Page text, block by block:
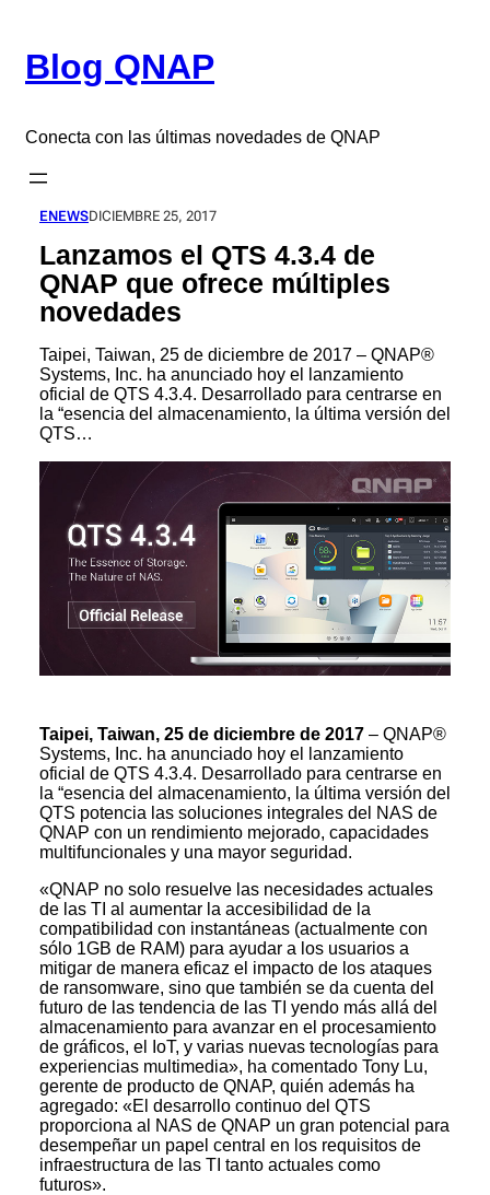
contenido
Blog QNAP
Conecta con las últimas novedades de QNAP
ENEWSDICIEMBRE 25, 2017
Lanzamos el QTS 4.3.4 de
QNAP que ofrece múltiples
novedades
Taipei, Taiwan, 25 de diciembre de 2017 – QNAP®
Systems, Inc. ha anunciado hoy el lanzamiento
oficial de QTS 4.3.4. Desarrollado para centrarse en
la “esencia del almacenamiento, la última versión del
QTS…
Taipei, Taiwan, 25 de diciembre de 2017 – QNAP®
Systems, Inc. ha anunciado hoy el lanzamiento
oficial de QTS 4.3.4. Desarrollado para centrarse en
la “esencia del almacenamiento, la última versión del
QTS potencia las soluciones integrales del NAS de
QNAP con un rendimiento mejorado, capacidades
multifuncionales y una mayor seguridad.
«QNAP no solo resuelve las necesidades actuales
de las TI al aumentar la accesibilidad de la
compatibilidad con instantáneas (actualmente con
sólo 1GB de RAM) para ayudar a los usuarios a
mitigar de manera eficaz el impacto de los ataques
de ransomware, sino que también se da cuenta del
futuro de las tendencia de las TI yendo más allá del
almacenamiento para avanzar en el procesamiento
de gráficos, el IoT, y varias nuevas tecnologías para
experiencias multimedia», ha comentado Tony Lu,
gerente de producto de QNAP, quién además ha
agregado: «El desarrollo continuo del QTS
proporciona al NAS de QNAP un gran potencial para
desempeñar un papel central en los requisitos de
infraestructura de las TI tanto actuales como
futuros».